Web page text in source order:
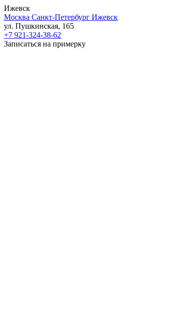
Ижевск
Москва Санкт-Петербург Ижевск
ул. Пушкинская, 165
+7 921-324-38-62
Записаться на примерку